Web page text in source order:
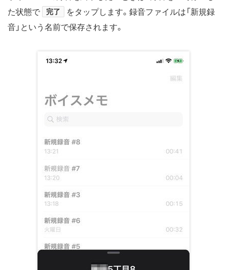
た状態で
完了
をタップします。録音ファイルは「新規録
音」という名前で保存されます。